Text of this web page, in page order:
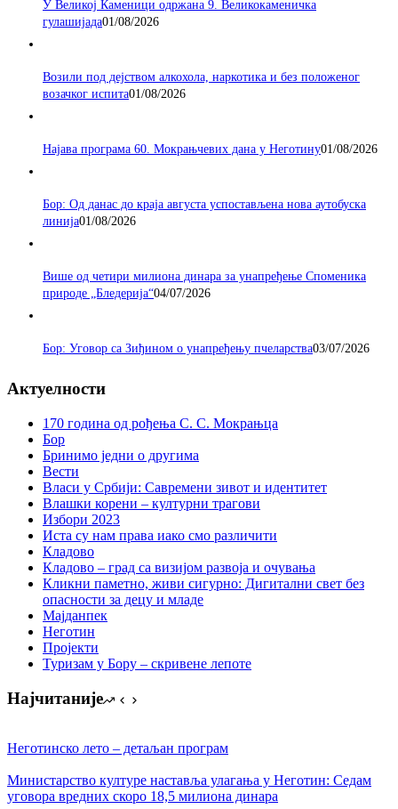
У Великој Каменици одржана 9. Великокаменичка
гулашијада01/08/2026
Возили под дејством алкохола, наркотика и без положеног
возачког испита01/08/2026
Најава програма 60. Мокрањчевих дана у Неготину01/08/2026
Бор: Од данас до краја августа успостављена нова аутобуска
линија01/08/2026
Више од четири милиона динара за унапређење Споменика
природе „Бледерија“04/07/2026
Бор: Уговор са Зиђином о унапређењу пчеларства03/07/2026
Актуелности
170 година од рођења С. С. Мокрањца
Бор
Бринимо једни о другима
Вести
Власи у Србији: Савремени зивот и идентитет
Влашки корени – културни трагови
Избори 2023
Иста су нам права иако смо различити
Кладово
Кладово – град са визијом развоја и очувања
Кликни паметно, живи сигурно: Дигитални свет без
опасности за децу и младе
Мајданпек
Неготин
Пројекти
Туризам у Бору – скривене лепоте
Најчитаније
Неготинско лето – детаљан програм
Министарство културе наставља улагања у Неготин: Седам
уговора вредних скоро 18,5 милиона динара